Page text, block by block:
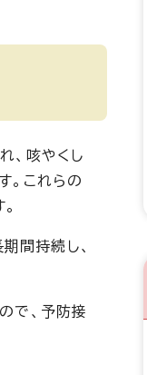
、咳やくし
。これらの
間持続し、
で、予防接